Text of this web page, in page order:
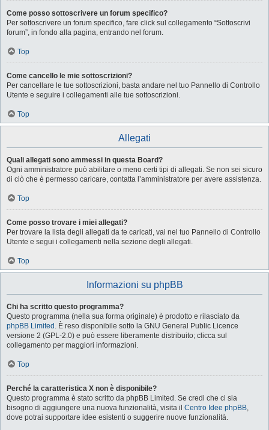
Come posso sottoscrivere un forum specifico?
Per sottoscrivere un forum specifico, fare click sul collegamento “Sottoscrivi
forum”, in fondo alla pagina, entrando nel forum.
Top
Come cancello le mie sottoscrizioni?
Per cancellare le tue sottoscrizioni, basta andare nel tuo Pannello di Controllo
Utente e seguire i collegamenti alle tue sottoscrizioni.
Top
Allegati
Quali allegati sono ammessi in questa Board?
Ogni amministratore può abilitare o meno certi tipi di allegati. Se non sei sicuro
di ciò che è permesso caricare, contatta l’amministratore per avere assistenza.
Top
Come posso trovare i miei allegati?
Per trovare la lista degli allegati da te caricati, vai nel tuo Pannello di Controllo
Utente e segui i collegamenti nella sezione degli allegati.
Top
Informazioni su phpBB
Chi ha scritto questo programma?
Questo programma (nella sua forma originale) è prodotto e rilasciato da
phpBB Limited . È reso disponibile sotto la GNU General Public Licence
versione 2 (GPL-2.0) e può essere liberamente distribuito; clicca sul
collegamento per maggiori informazioni.
Top
Perché la caratteristica X non è disponibile?
Questo programma è stato scritto da phpBB Limited. Se credi che ci sia
bisogno di aggiungere una nuova funzionalità, visita il Centro Idee phpBB,
dove potrai supportare idee esistenti o suggerire nuove funzionalità.